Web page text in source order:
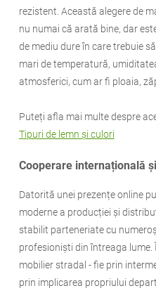
rezistent. Această alegere de
nu numai că arată bine, dar
de mediu dure în care trebuie
mari de temperatură,
atmosferici, cum ar fi ploaia,
Puteți afla mai multe despre
Tipuri de lemn și culori
Cooperare internațională
Datorită unei prezențe online
moderne a producției și
stabilit parteneriate cu
profesioniști din întreaga
mobilier stradal - fie prin
prin implicarea propriului